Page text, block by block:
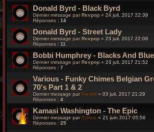
Donald Byrd - Black Byrd
Dernier message parRevpop « 24 juil. 2017 22:39
Réponses : 14
Donald Byrd - Street Lady
Dernier message par Revpop « 23 juil. 2017 22:08
Réponses : 11
Bobbi Humphrey - Blacks And
Dernier message parRevpop « 23 juil. 2017 21:52
Réponses : 7
Various - Funky Chimes Belgian
70's Part 1 & 2
Dernier message par FredW « 03 juil. 2017 21:29
Réponses : 4
Kamasi Washington - The Epic
Dernier message parZ@ius « 21 juin 2017 05:56
Réponses : 25